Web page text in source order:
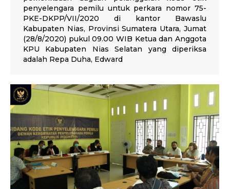
penyelengara pemilu untuk perkara nomor 75-
PKE-DKPP/VII/2020 di kantor Bawaslu
Kabupaten Nias, Provinsi Sumatera Utara, Jumat
(28/8/2020) pukul 09.00 WIB Ketua dan Anggota
KPU Kabupaten Nias Selatan yang diperiksa
adalah Repa Duha, Edward